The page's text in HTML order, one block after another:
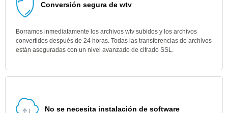
Conversión segura de wtv
Borramos inmediatamente los archivos wtv subidos y los archivos
convertidos después de 24 horas. Todas las transferencias de archivos
están aseguradas con un nivel avanzado de cifrado SSL.
No se necesita instalación de software